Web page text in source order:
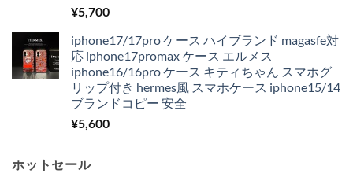
¥5,700
iphone17/17pro ケース ハイブランド magasfe対
応 iphone17promax ケース エルメス
iphone16/16pro ケース キティちゃん スマホグ
リップ付き hermes風 スマホケース iphone15/14
ブランドコピー 安全
¥5,600
ホットセール